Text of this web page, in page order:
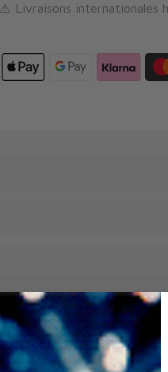
⚠️ Livraisons internationales